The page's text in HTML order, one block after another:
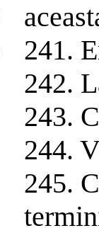
241.
242.
243.
244.
245.